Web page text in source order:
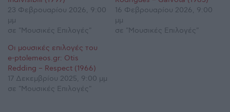
23 Φεβρουαρίου 2026, 9:00
μμ
σε "Μουσικές Επιλογές"
16 Φεβρουαρίου 2026, 9:00
μμ
σε "Μουσικές Επιλογές"
Οι μουσικές επιλογές του
e-ptolemeos.gr: Otis
Redding – Respect (1966)
17 Δεκεμβρίου 2025, 9:00 μμ
σε "Μουσικές Επιλογές"